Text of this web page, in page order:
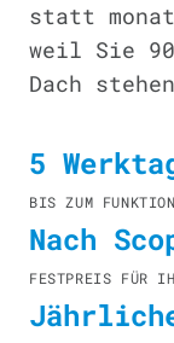
statt
weil Sie
Dach
5
BIS ZUM
Nach
FESTPREIS FÜR